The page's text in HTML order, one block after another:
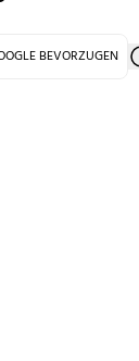
BEVORZUGEN